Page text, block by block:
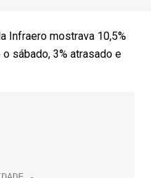
Infraero mostrava 10,5%
sábado, 3% atrasado e